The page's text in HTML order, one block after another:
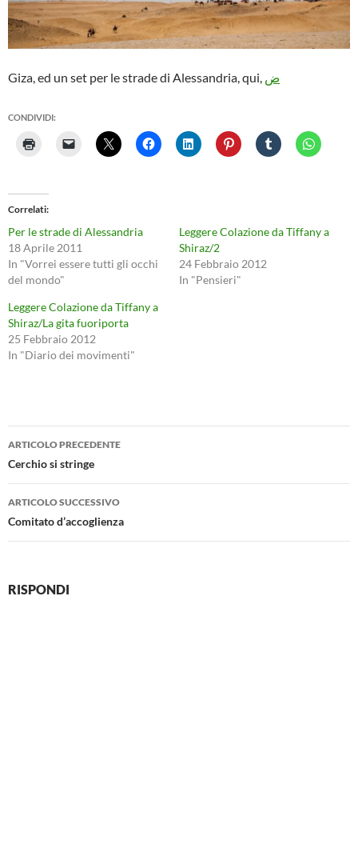
Giza, ed un set per le strade di Alessandria, qui, ض
CONDIVIDI:
Correlati
Per le strade di Alessandria
18 Aprile 2011
In "Vorrei essere tutti gli occhi
del mondo"
Leggere Colazione da Tiffany a
Shiraz/2
24 Febbraio 2012
In "Pensieri"
Leggere Colazione da Tiffany a
Shiraz/La gita fuoriporta
25 Febbraio 2012
In "Diario dei movimenti"
Navigazione
articolo
ARTICOLO PRECEDENTE
Cerchio si stringe
ARTICOLO SUCCESSIVO
Comitato d’accoglienza
RISPONDI